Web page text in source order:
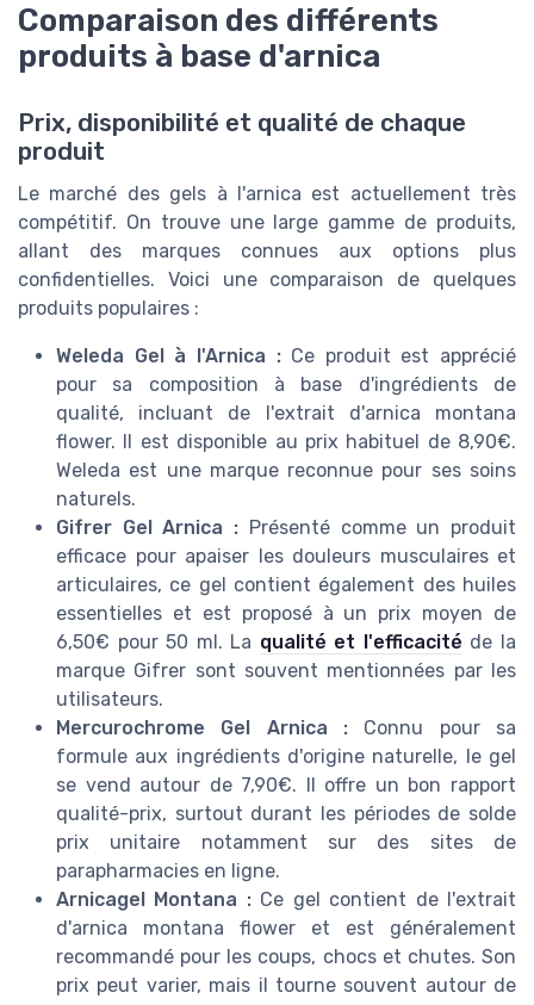
Comparaison des différents
produits à base d'arnica
Prix, disponibilité et qualité de chaque
produit
Le marché des gels à l'arnica est actuellement très
compétitif. On trouve une large gamme de produits,
allant des marques connues aux options plus
confidentielles. Voici une comparaison de quelques
produits populaires :
Weleda Gel à l'Arnica :Ce produit est apprécié
pour sa composition à base d'ingrédients de
qualité, incluant de l'extrait d'arnica montana
flower. Il est disponible au prix habituel de 8,90€.
Weleda est une marque reconnue pour ses soins
naturels.
Gifrer Gel Arnica : Présenté comme un produit
efficace pour apaiser les douleurs musculaires et
articulaires, ce gel contient également des huiles
essentielles et est proposé à un prix moyen de
6,50€ pour 50 ml. La qualité et l'efficacité de la
marque Gifrer sont souvent mentionnées par les
utilisateurs.
Mercurochrome Gel Arnica : Connu pour sa
formule aux ingrédients d'origine naturelle, le gel
se vend autour de 7,90€. Il offre un bon rapport
qualité-prix, surtout durant les périodes de solde
prix unitaire notamment sur des sites de
parapharmacies en ligne.
Arnicagel Montana :Ce gel contient de l'extrait
d'arnica montana flower et est généralement
recommandé pour les coups, chocs et chutes. Son
prix peut varier, mais il tourne souvent autour de